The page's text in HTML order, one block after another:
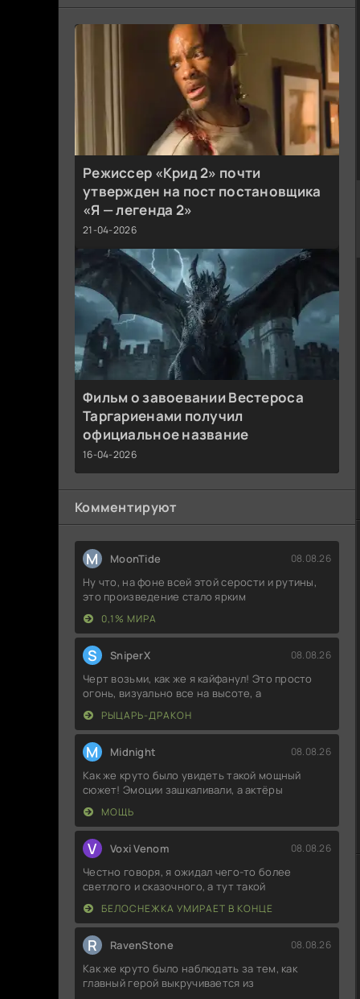
Режиссер «Крид 2» почти
утвержден на пост постановщика
«Я — легенда 2»
21-04-2026
Фильм о завоевании Вестероса
Таргариенами получил
официальное название
16-04-2026
Комментируют
M MoonTide 08.08.26
Ну что, на фоне всей этой серости и рутины,
это произведение стало ярким
0,1% МИРА
S SniperX 08.08.26
Черт возьми, как же я кайфанул! Это просто
огонь, визуально все на высоте, а
РЫЦАРЬ-ДРАКОН
M Midnight 08.08.26
Как же круто было увидеть такой мощный
сюжет! Эмоции зашкаливали, а актёры
МОЩЬ
V Voxi Venom 08.08.26
Честно говоря, я ожидал чего-то более
светлого и сказочного, а тут такой
БЕЛОСНЕЖКА УМИРАЕТ В КОНЦЕ
R RavenStone 08.08.26
Как же круто было наблюдать за тем, как
главный герой выкручивается из